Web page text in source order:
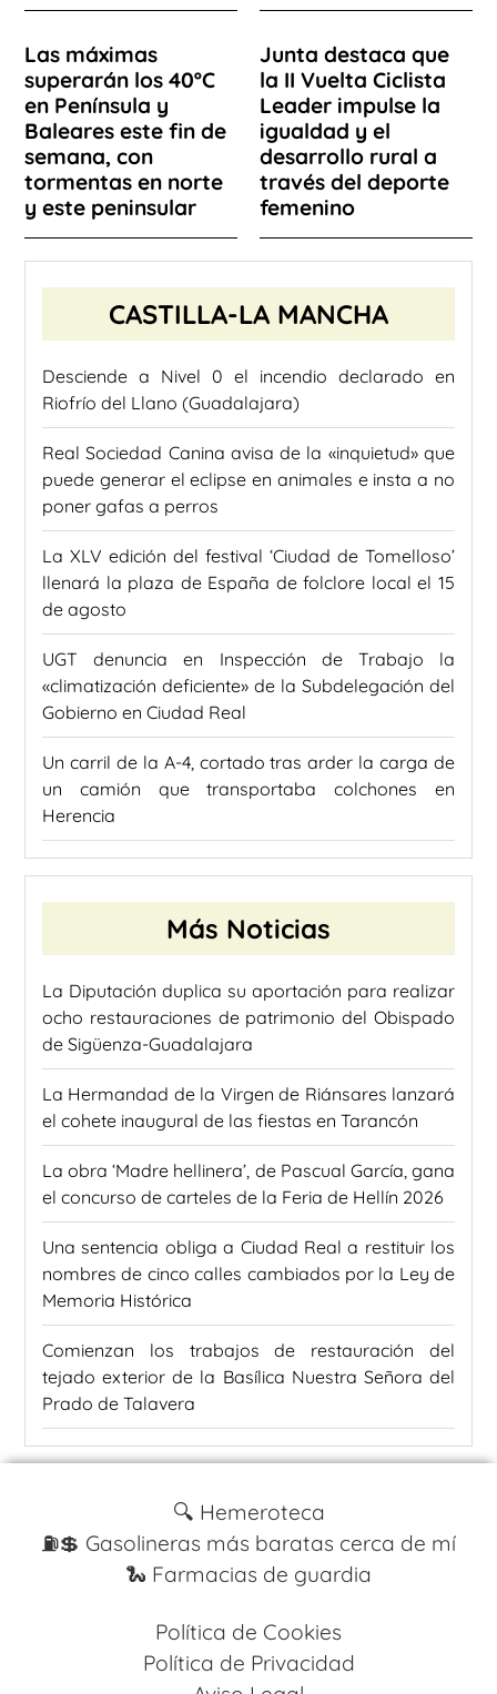
Las máximas
superarán los 40ºC
en Península y
Baleares este fin de
semana, con
tormentas en norte
y este peninsular
Junta destaca que
la II Vuelta Ciclista
Leader impulse la
igualdad y el
desarrollo rural a
través del deporte
femenino
CASTILLA-LA MANCHA
Desciende a Nivel 0 el incendio declarado en
Riofrío del Llano (Guadalajara)
Real Sociedad Canina avisa de la «inquietud» que
puede generar el eclipse en animales e insta a no
poner gafas a perros
La XLV edición del festival ‘Ciudad de Tomelloso’
llenará la plaza de España de folclore local el 15
de agosto
UGT denuncia en Inspección de Trabajo la
«climatización deficiente» de la Subdelegación del
Gobierno en Ciudad Real
Un carril de la A-4, cortado tras arder la carga de
un camión que transportaba colchones en
Herencia
Más Noticias
La Diputación duplica su aportación para realizar
ocho restauraciones de patrimonio del Obispado
de Sigüenza-Guadalajara
La Hermandad de la Virgen de Riánsares lanzará
el cohete inaugural de las fiestas en Tarancón
La obra ‘Madre hellinera’, de Pascual García, gana
el concurso de carteles de la Feria de Hellín 2026
Una sentencia obliga a Ciudad Real a restituir los
nombres de cinco calles cambiados por la Ley de
Memoria Histórica
Comienzan los trabajos de restauración del
tejado exterior de la Basílica Nuestra Señora del
Prado de Talavera
🔍 Hemeroteca
⛽️💲 Gasolineras más baratas cerca de mí
🐍 Farmacias de guardia
Política de Cookies
Política de Privacidad